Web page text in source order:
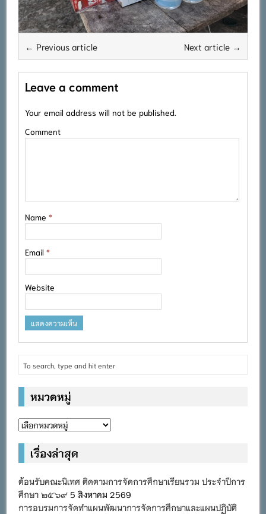
← Previous article Next article →
Leave a comment
Your email address will not be published.
Comment
Name*
Email*
Website
หมวดหมู่
หมวด
เรื่องล่าสุด
ต้อนรับคณะนิเทศ ติดตามการจัดการศึกษาเรียนรวม ประจำปีการ
ศึกษา ๒๕๖๙ 5 สิงหาคม 2569
การอบรมการจัดทำแผนพัฒนาการจัดการศึกษาและแผนปฏิบัติ